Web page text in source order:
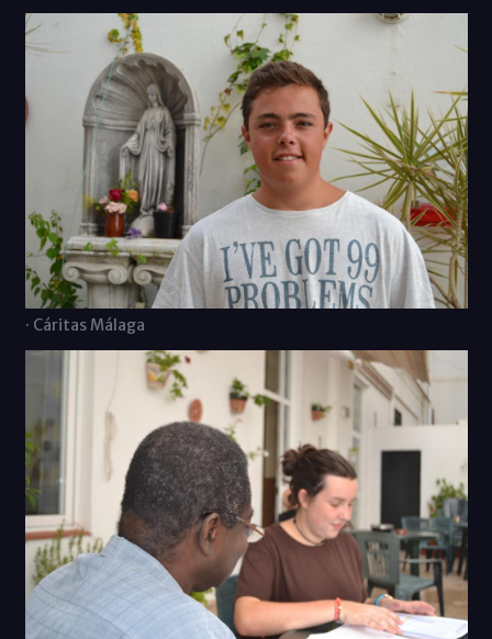
· Cáritas Málaga